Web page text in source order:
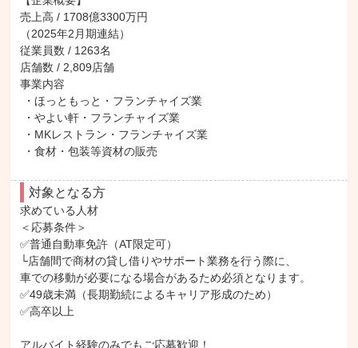
売上高 / 1708億3300万円
（2025年2月期連結）
従業員数 / 1263名
店舗数 / 2,809店舗
事業内容
・食材・包装等資材の販売
対象となる方
求めている人材
＜応募条件＞
✅普通自動車免許（AT限定可）
└店舗間で商材の貸し借りやサポート業務を行う際に、
車での移動が必要になる場合があるため必須となります。
✅49歳未満（長期勤続によるキャリア形成のため）
✅高卒以上
アルバイト経験のみでもご応募歓迎！